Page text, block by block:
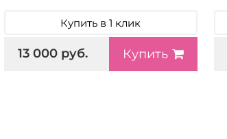
Купить в 1 клик
13 000 руб. Купить